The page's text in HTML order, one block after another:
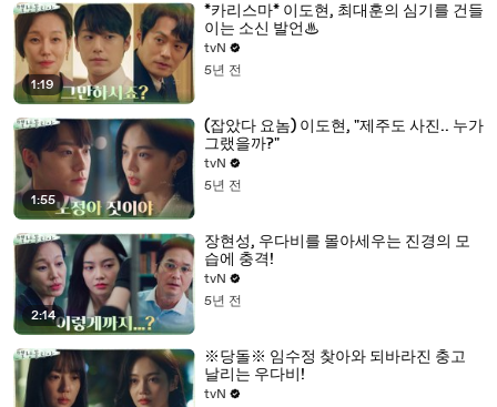
1:19
*카리스마* 이도현, 최대훈의 심기를 건들
이는 소신 발언♨
tvN
5년 전
1:55
(잡았다 요놈) 이도현, "제주도 사진.. 누가
그랬을까?"
tvN
5년 전
2:14
장현성, 우다비를 몰아세우는 진경의 모
습에 충격!
tvN
5년 전
※당돌※ 임수정 찾아와 되바라진 충고
날리는 우다비!
tvN